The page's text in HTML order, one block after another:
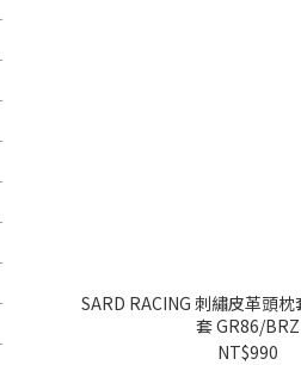
SARD RACING 刺繡皮革頭
套 GR86/BRZ
NT$990